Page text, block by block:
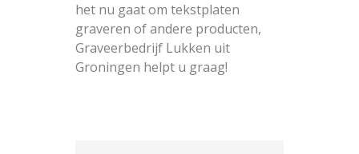
het nu gaat om tekstplaten
graveren of andere producten,
Graveerbedrijf Lukken uit
Groningen helpt u graag!